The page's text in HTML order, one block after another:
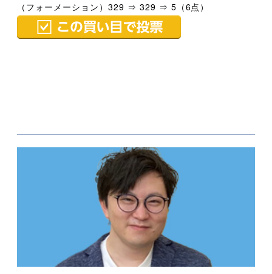
（フォーメーション）329 ⇒ 329 ⇒ 5（6点）